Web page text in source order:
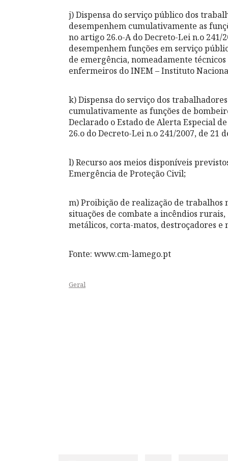
j) Dispensa do serviço público dos
desempenhem cumulativamente as
no artigo 26.o-A do Decreto-Lei n.o 241/
desempenhem funções em serviço
de emergência, nomeadamente
enfermeiros do INEM – Instituto
k) Dispensa do serviço dos
cumulativamente as funções de
Declarado o Estado de Alerta Especial
26.o do Decreto-Lei n.o 241/2007, de 21
l) Recurso aos meios disponíveis
Emergência de Proteção Civil;
m) Proibição de realização de trabalhos
situações de combate a incêndios
metálicos, corta-matos, destroçadores
Fonte: www.cm-lamego.pt
Geral